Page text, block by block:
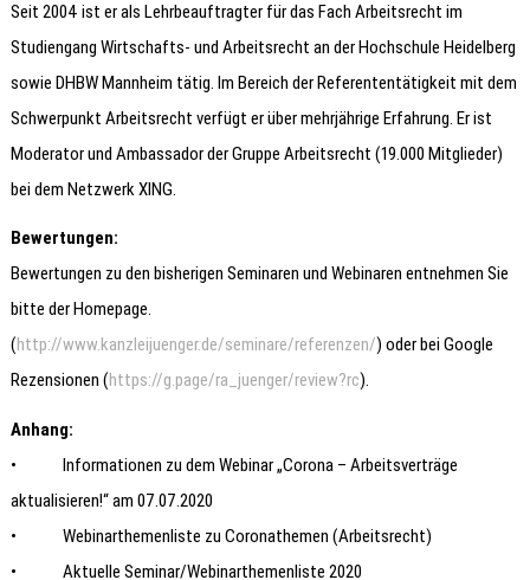
Seit 2004 ist er als Lehrbeauftragter für das Fach Arbeitsrecht im
Studiengang Wirtschafts- und Arbeitsrecht an der Hochschule Heidelberg
sowie DHBW Mannheim tätig. Im Bereich der Referententätigkeit mit dem
Schwerpunkt Arbeitsrecht verfügt er über mehrjährige Erfahrung. Er ist
Moderator und Ambassador der Gruppe Arbeitsrecht (19.000 Mitglieder)
bei dem Netzwerk XING.
Bewertungen:
Bewertungen zu den bisherigen Seminaren und Webinaren entnehmen Sie
bitte der Homepage.
(http://www.kanzleijuenger.de/seminare/referenzen/) oder bei Google
Rezensionen (https://g.page/ra_juenger/review?rc).
Anhang:
• Informationen zu dem Webinar „Corona – Arbeitsverträge
aktualisieren!“ am 07.07.2020
• Webinarthemenliste zu Coronathemen (Arbeitsrecht)
• Aktuelle Seminar/Webinarthemenliste 2020